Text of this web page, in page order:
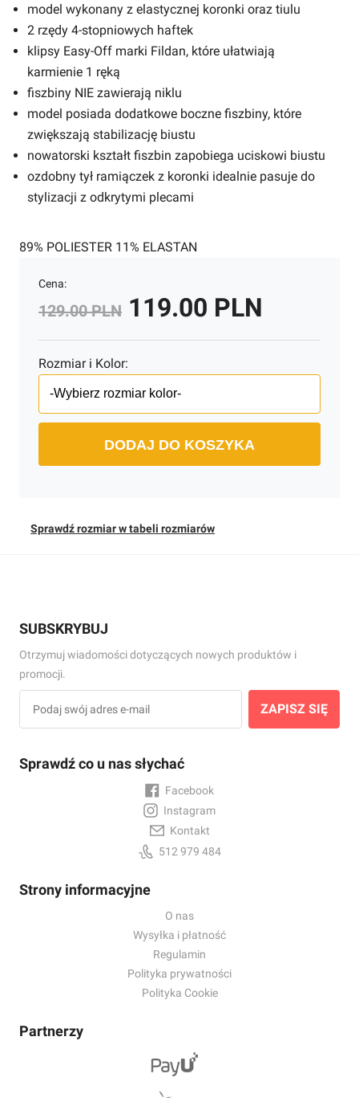
model wykonany z elastycznej koronki oraz tiulu
2 rzędy 4-stopniowych haftek
klipsy Easy-Off marki Fildan, które ułatwiają
karmienie 1 ręką
fiszbiny NIE zawierają niklu
model posiada dodatkowe boczne fiszbiny, które
zwiększają stabilizację biustu
nowatorski kształt fiszbin zapobiega uciskowi biustu
ozdobny tył ramiączek z koronki idealnie pasuje do
stylizacji z odkrytymi plecami
89% POLIESTER 11% ELASTAN
Cena:
129.00 PLN 119.00 PLN
Rozmiar i Kolor:
DODAJ DO KOSZYKA
Sprawdź rozmiar w tabeli rozmiarów
Sprawdź co u nas słychać
Facebook
Instagram
Kontakt
512 979 484
Strony informacyjne
O nas
Wysyłka i płatność
Regulamin
Polityka prywatności
Polityka Cookie
Partnerzy
SUBSKRYBUJ
Otrzymuj wiadomości dotyczących nowych produktów i
promocji.
ZAPISZ SIĘ